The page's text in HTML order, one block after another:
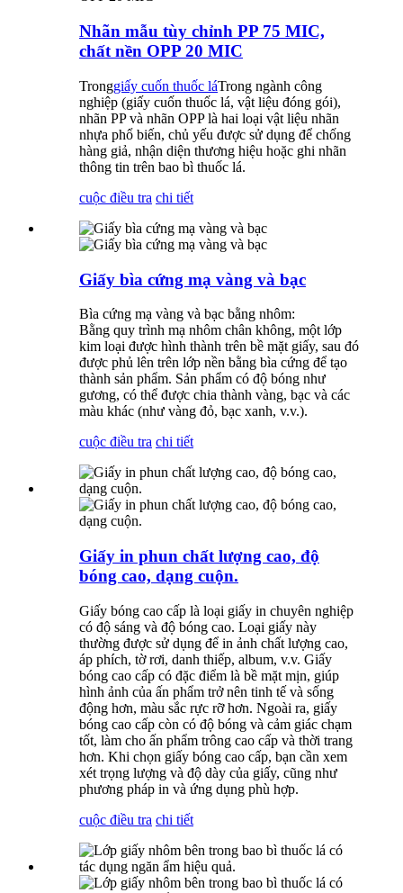
Nhãn mẫu tùy chỉnh PP 75 MIC,
chất nền OPP 20 MIC
Tronggiấy cuốn thuốc láTrong ngành công
nghiệp (giấy cuốn thuốc lá, vật liệu đóng gói),
nhãn PP và nhãn OPP là hai loại vật liệu nhãn
nhựa phổ biến, chủ yếu được sử dụng để chống
hàng giả, nhận diện thương hiệu hoặc ghi nhãn
thông tin trên bao bì thuốc lá.
cuộc điều tra chi tiết
Giấy bìa cứng mạ vàng và bạc
Bìa cứng mạ vàng và bạc bằng nhôm:
Bằng quy trình mạ nhôm chân không, một lớp
kim loại được hình thành trên bề mặt giấy, sau đó
được phủ lên trên lớp nền bằng bìa cứng để tạo
thành sản phẩm. Sản phẩm có độ bóng như
gương, có thể được chia thành vàng, bạc và các
màu khác (như vàng đỏ, bạc xanh, v.v.).
cuộc điều tra chi tiết
Giấy in phun chất lượng cao, độ
bóng cao, dạng cuộn.
Giấy bóng cao cấp là loại giấy in chuyên nghiệp
có độ sáng và độ bóng cao. Loại giấy này
thường được sử dụng để in ảnh chất lượng cao,
áp phích, tờ rơi, danh thiếp, album, v.v. Giấy
bóng cao cấp có đặc điểm là bề mặt mịn, giúp
hình ảnh của ấn phẩm trở nên tinh tế và sống
động hơn, màu sắc rực rỡ hơn. Ngoài ra, giấy
bóng cao cấp còn có độ bóng và cảm giác chạm
tốt, làm cho ấn phẩm trông cao cấp và thời trang
hơn. Khi chọn giấy bóng cao cấp, bạn cần xem
xét trọng lượng và độ dày của giấy, cũng như
phương pháp in và ứng dụng phù hợp.
cuộc điều tra chi tiết